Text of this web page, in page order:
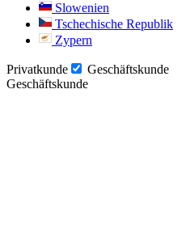
Slowenien
Tschechische Republik
Zypern
Privatkunde
Geschäftskunde
Geschäftskunde